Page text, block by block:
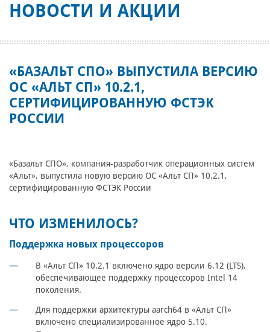
НОВОСТИ И АКЦИИ
«БАЗАЛЬТ СПО» ВЫПУСТИЛА ВЕРСИЮ
ОС «АЛЬТ СП» 10.2.1,
СЕРТИФИЦИРОВАННУЮ ФСТЭК
РОССИИ
«Базальт СПО», компания-разработчик операционных систем
«Альт», выпустила новую версию ОС «Альт СП» 10.2.1,
сертифицированную ФСТЭК России
ЧТО ИЗМЕНИЛОСЬ?
Поддержка новых процессоров
В «Альт СП» 10.2.1 включено ядро версии 6.12 (LTS),
обеспечивающее поддержку процессоров Intel 14
поколения.
Для поддержки архитектуры aarch64 в «Альт СП»
включено специализированное ядро 5.10.